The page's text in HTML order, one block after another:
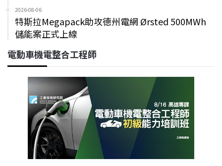
2026-08-06
特斯拉Megapack助攻德州電網 Ørsted 500MWh
儲能案正式上線
電動車機電整合工程師